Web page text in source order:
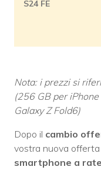
S24 FE
Nota: i prezzi si
(256 GB per
Galaxy Z Fold6)
Dopo il cambio
vostra nuova offerta
smartphone a